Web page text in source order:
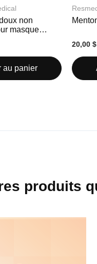
non
masque
au panier
20,00 $
produits